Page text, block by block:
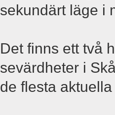
sekundärt läge i
Det finns ett två
sevärdheter i
de flesta